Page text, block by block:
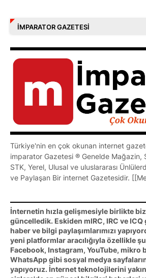
İMPARATOR GAZETESI
Türkiye'nin en çok okunan internet
imparator Gazetesi ® Genelde Mağazin,
STK, Yerel, Ulusal ve uluslararası
ve Paylaşan Bir internet Gazetesidir.
İnternetin hızla gelişmesiyle birlikte
güncelledik. Eskiden mIRC, IRC ve
haber ve bilgi paylaşımlarımızı
yeni platformlar aracılığıyla özellikle
Facebook, Instagram, YouTube, mikro
WhatsApp gibi sosyal medya
yapıyoruz. İnternet teknolojilerini